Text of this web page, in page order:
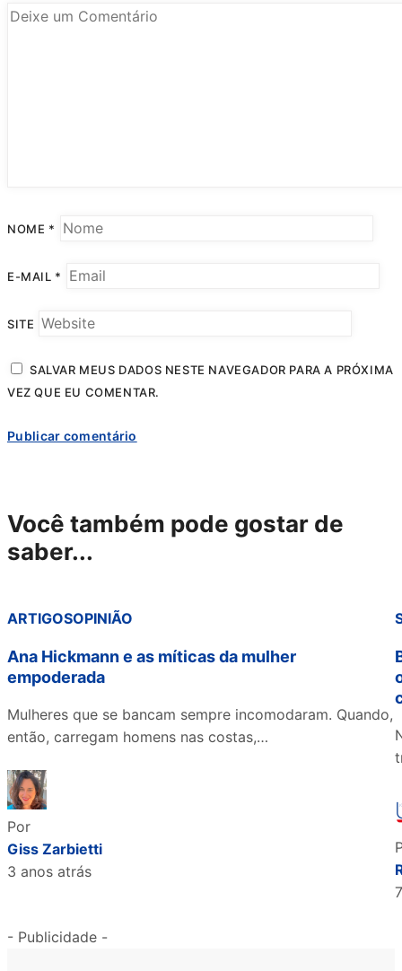
NOME *
E-MAIL *
SITE
SALVAR MEUS DADOS NESTE NAVEGADOR PARA A PRÓXIMA
VEZ QUE EU COMENTAR.
Você também pode gostar de
saber...
ARTIGOSOPINIÃO
Ana Hickmann e as míticas da mulher
empoderada
Mulheres que se bancam sempre incomodaram. Quando,
então, carregam homens nas costas,…
Por
Giss Zarbietti
3 anos atrás
- Publicidade -